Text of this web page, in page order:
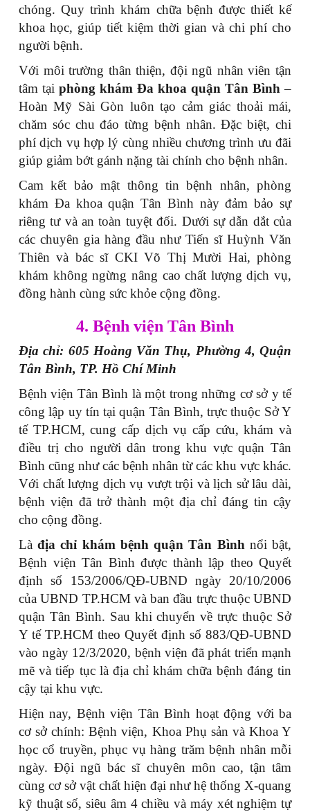
chóng. Quy trình khám chữa bệnh được thiết kế
khoa học, giúp tiết kiệm thời gian và chi phí cho
người bệnh.
Với môi trường thân thiện, đội ngũ nhân viên tận
tâm tại phòng khám Đa khoa quận Tân Bình –
Hoàn Mỹ Sài Gòn luôn tạo cảm giác thoải mái,
chăm sóc chu đáo từng bệnh nhân. Đặc biệt, chi
phí dịch vụ hợp lý cùng nhiều chương trình ưu đãi
giúp giảm bớt gánh nặng tài chính cho bệnh nhân.
Cam kết bảo mật thông tin bệnh nhân, phòng
khám Đa khoa quận Tân Bình này đảm bảo sự
riêng tư và an toàn tuyệt đối. Dưới sự dẫn dắt của
các chuyên gia hàng đầu như Tiến sĩ Huỳnh Văn
Thiên và bác sĩ CKI Võ Thị Mười Hai, phòng
khám không ngừng nâng cao chất lượng dịch vụ,
đồng hành cùng sức khỏe cộng đồng.
4. Bệnh viện Tân Bình
Địa chỉ: 605 Hoàng Văn Thụ, Phường 4, Quận
Tân Bình, TP. Hồ Chí Minh
Bệnh viện Tân Bình là một trong những cơ sở y tế
công lập uy tín tại quận Tân Bình, trực thuộc Sở Y
tế TP.HCM, cung cấp dịch vụ cấp cứu, khám và
điều trị cho người dân trong khu vực quận Tân
Bình cũng như các bệnh nhân từ các khu vực khác.
Với chất lượng dịch vụ vượt trội và lịch sử lâu dài,
bệnh viện đã trở thành một địa chỉ đáng tin cậy
cho cộng đồng.
Làđịa chỉ khám bệnh quận Tân Bìnhnổi bật,
Bệnh viện Tân Bình được thành lập theo Quyết
định số 153/2006/QĐ-UBND ngày 20/10/2006
của UBND TP.HCM và ban đầu trực thuộc UBND
quận Tân Bình. Sau khi chuyển về trực thuộc Sở
Y tế TP.HCM theo Quyết định số 883/QĐ-UBND
vào ngày 12/3/2020, bệnh viện đã phát triển mạnh
mẽ và tiếp tục là địa chỉ khám chữa bệnh đáng tin
cậy tại khu vực.
Hiện nay, Bệnh viện Tân Bình hoạt động với ba
cơ sở chính: Bệnh viện, Khoa Phụ sản và Khoa Y
học cổ truyền, phục vụ hàng trăm bệnh nhân mỗi
ngày. Đội ngũ bác sĩ chuyên môn cao, tận tâm
cùng cơ sở vật chất hiện đại như hệ thống X-quang
kỹ thuật số, siêu âm 4 chiều và máy xét nghiệm tự